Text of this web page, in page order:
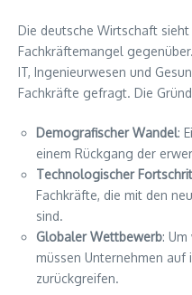
Die deutsche Wirtschaft
Fachkräftemangel
IT, Ingenieurwesen und
Fachkräfte gefragt. Die
Demografischer Wandel:
einem Rückgang der
Technologischer
Fachkräfte, die mit den
sind.
Globaler Wettbewerb:
müssen Unternehmen
zurückgreifen.